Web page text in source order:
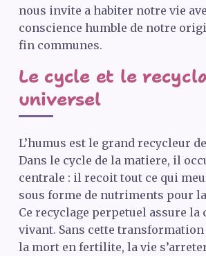
nous invite a habiter notre vie
conscience humble de notre
fin communes.
Le cycle et le
universel
L’humus est le grand recycleur
Dans le cycle de la matiere, il
centrale : il recoit tout ce qui
sous forme de nutriments pour
Ce recyclage perpetuel assure la
vivant. Sans cette transformation
la mort en fertilite, la vie